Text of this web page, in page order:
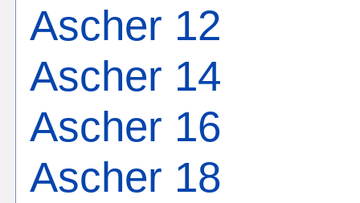
Ascher 12
Ascher 14
Ascher 16
Ascher 18